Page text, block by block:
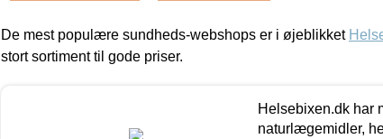
De mest populære sundheds-webshops er i øjeblikket
stort sortiment til gode priser.
Helsebixen.dk har
naturlægemidler,